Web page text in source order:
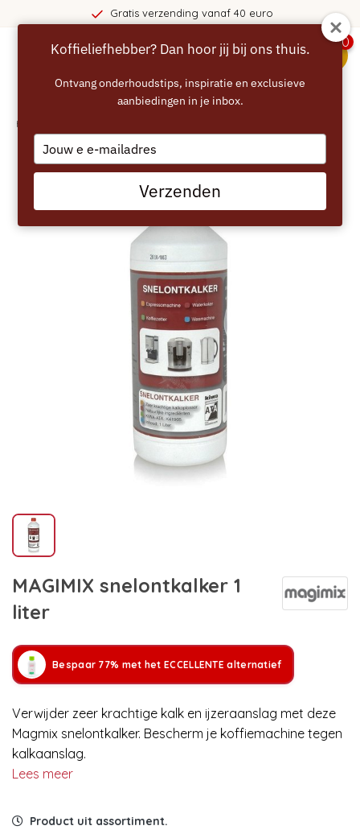
Gratis verzending vanaf 40 euro
0
Home
MAGIMIX snelontkalker 1
liter
Bespaar 77% met het ECCELLENTE alternatief
Verwijder zeer krachtige kalk en ijzeraanslag met deze
Magmix snelontkalker. Bescherm je koffiemachine tegen
kalkaanslag.
Lees meer
Product uit assortiment.
Koffieliefhebber? Dan hoor jij bij ons thuis.
Ontvang onderhoudstips, inspiratie en exclusieve
aanbiedingen in je inbox.
Type
your
email
Verzenden